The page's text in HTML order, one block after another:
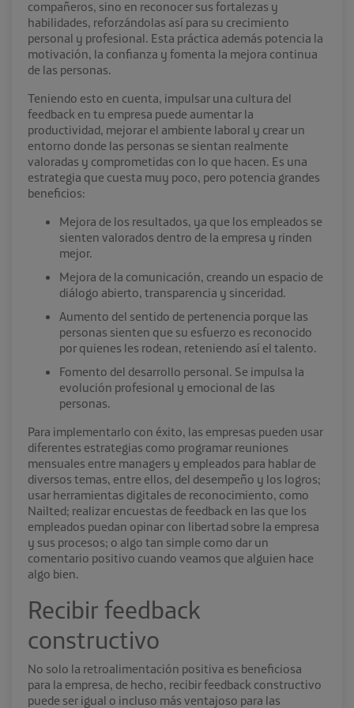
compañeros, sino en reconocer sus fortalezas y
habilidades, reforzándolas así para su crecimiento
personal y profesional. Esta práctica además potencia la
motivación, la confianza y fomenta la mejora continua
de las personas.
Teniendo esto en cuenta, impulsar una cultura del
feedback en tu empresa puede aumentar la
productividad, mejorar el ambiente laboral y crear un
entorno donde las personas se sientan realmente
valoradas y comprometidas con lo que hacen. Es una
estrategia que cuesta muy poco, pero potencia grandes
beneficios:
Mejora de los resultados, ya que los empleados se
sienten valorados dentro de la empresa y rinden
mejor.
Mejora de la comunicación, creando un espacio de
diálogo abierto, transparencia y sinceridad.
Aumento del sentido de pertenencia porque las
personas sienten que su esfuerzo es reconocido
por quienes les rodean, reteniendo así el talento.
Fomento del desarrollo personal. Se impulsa la
evolución profesional y emocional de las
personas.
Para implementarlo con éxito, las empresas pueden usar
diferentes estrategias como programar reuniones
mensuales entre managers y empleados para hablar de
diversos temas, entre ellos, del desempeño y los logros;
usar herramientas digitales de reconocimiento, como
Nailted; realizar encuestas de feedback en las que los
empleados puedan opinar con libertad sobre la empresa
y sus procesos; o algo tan simple como dar un
comentario positivo cuando veamos que alguien hace
algo bien.
Recibir feedback
constructivo
No solo la retroalimentación positiva es beneficiosa
para la empresa, de hecho, recibir feedback constructivo
puede ser igual o incluso más ventajoso para las